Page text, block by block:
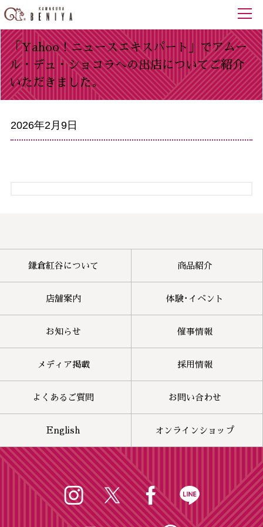
「Yahoo！ニュースエキスパート」でアムー
ル・デュ・ショコラへの出店についてご紹介
いただきました。
2026年2月9日
鎌倉紅谷について 商品紹介
店舗案内 体験･イベント
お知らせ 催事情報
メディア掲載 採用情報
よくあるご質問 お問い合わせ
English オンラインショップ